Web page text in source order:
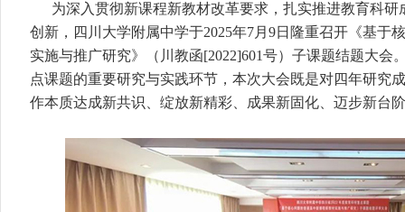
为深入贯彻新课程新教材改革要求，扎实推进教育科
创新，四川大学附属中学于2025年7月9日隆重召开《基于
实施与推广研究》（川教函[2022]601号）子课题结题大会
点课题的重要研究与实践环节，本次大会既是对四年研究
作本质达成新共识、绽放新精彩、成果新固化、迈步新台